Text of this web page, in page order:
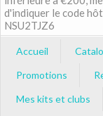
d'indiquer le code
NSU2TJZ6
Accueil
Promotions
Mes kits et clubs